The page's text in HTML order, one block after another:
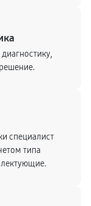
специалист
типа